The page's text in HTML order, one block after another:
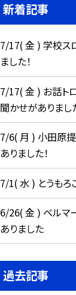
新着記事
7/17( 金 ) 学校ス
ました！
7/17( 金 ) お話ト
聞かせがありまし
7/6( 月 ) 小田原
ありました！
7/1( 水 ) とうもろ
6/26( 金 ) ベルマ
ありました
過去記事